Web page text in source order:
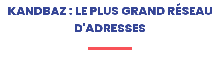
KANDBAZ : LE PLUS GRAND RÉSEAU
D'ADRESSES